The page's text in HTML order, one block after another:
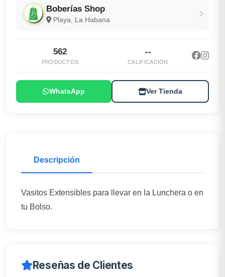
Boberías Shop
Playa, La Habana
562
PRODUCTOS
--
CALIFICACIÓN
WhatsApp Ver Tienda
Descripción
Vasitos Extensibles para llevar en la Lunchera o en
tu Bolso.
Reseñas de Clientes